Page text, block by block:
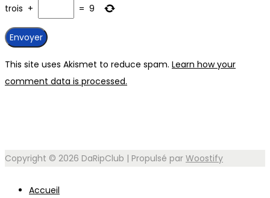
trois + = 9
This site uses Akismet to reduce spam. Learn how your
comment data is processed.
Copyright © 2026 DaRipClub | Propulsé par Woostify
Accueil